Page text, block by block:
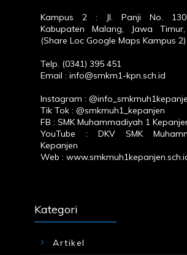
Kampus 2 : Jl. Panji No. 130
Kabupaten Malang, Jawa
(Share Loc Google Maps Kampus 2)
Telp. (0341) 395 451
Email : info@smkm1-kpn.sch.id
Instagram :
Tik Tok :@smkmuh1_kepanjen
FB :SMK Muhammadiyah 1
YouTube :DKV SMK
Kepanjen
Web :
Kategori
Artikel